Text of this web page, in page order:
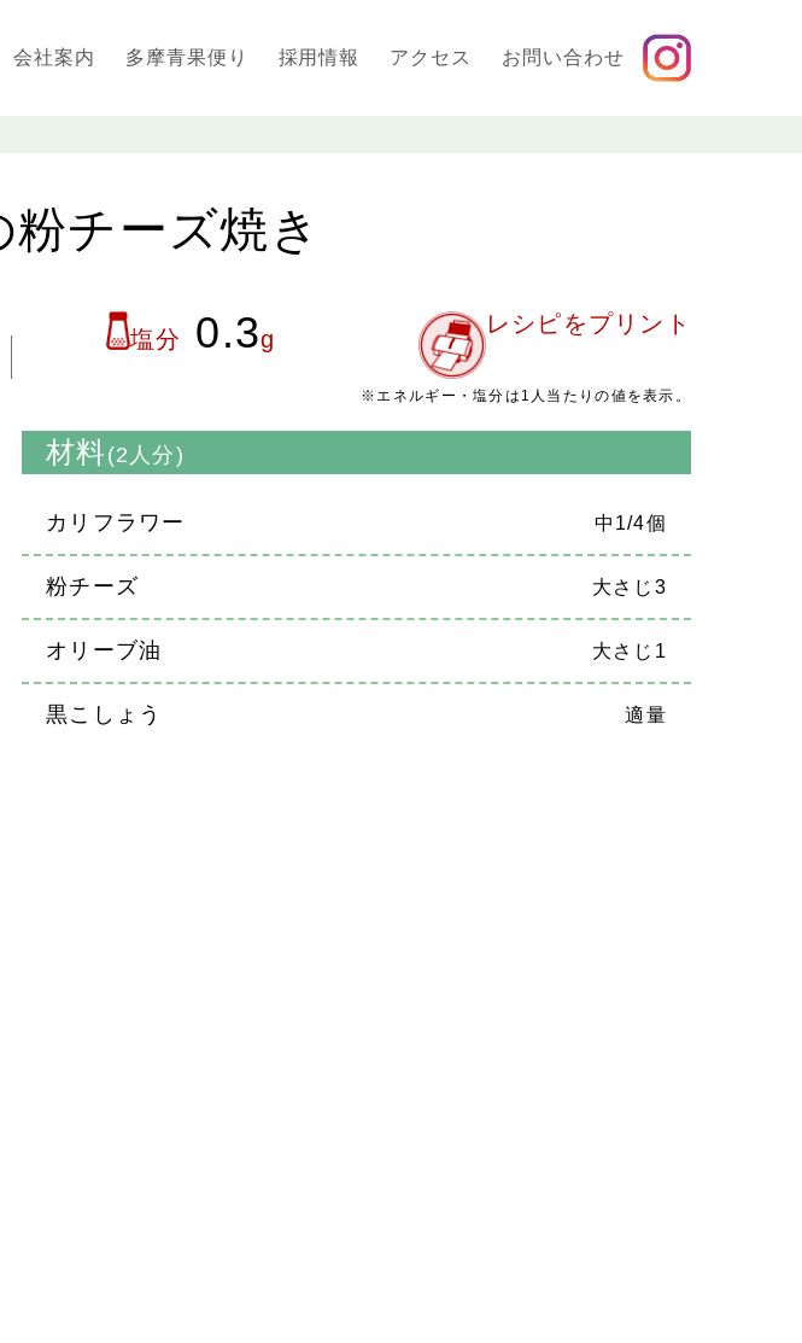
会社案内 多摩青果便り 採用情報 アクセス お問い合わせ
チーズ焼き
塩分 0.3g
レシピをプリント
※エネルギー・塩分は1人当たりの値を表示。
材料 (2人分)
カリフラワー 中1/4個
粉チーズ 大さじ3
オリーブ油 大さじ1
黒こしょう 適量